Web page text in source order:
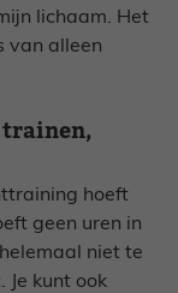
lichaam. Het
van alleen
trainen,
hoeft
geen uren in
niet te
Je kunt ook